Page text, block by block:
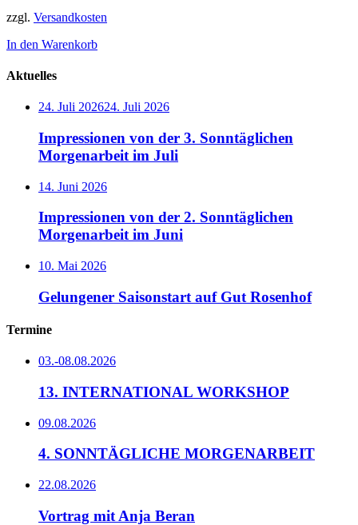
zzgl. Versandkosten
In den Warenkorb
Aktuelles
24. Juli 202624. Juli 2026
Impressionen von der 3. Sonntäglichen
Morgenarbeit im Juli
14. Juni 2026
Impressionen von der 2. Sonntäglichen
Morgenarbeit im Juni
10. Mai 2026
Gelungener Saisonstart auf Gut Rosenhof
Termine
03.-08.08.2026
13. INTERNATIONAL WORKSHOP
09.08.2026
4. SONNTÄGLICHE MORGENARBEIT
22.08.2026
Vortrag mit Anja Beran